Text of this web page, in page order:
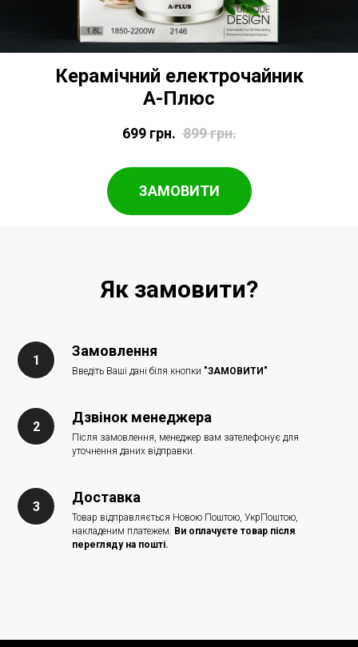
Керамічний електрочайник
А-Плюс
699 грн. 899грн.
ЗАМОВИТИ
Як замовити?
Замовлення
Введіть Ваші дані біля кнопки "ЗАМОВИТИ"
Дзвінок менеджера
Після замовлення, менеджер вам зателефонує для
уточнення даних відправки.
Доставка
Товар відправляється Новою Поштою, УкрПоштою,
накладеним платежем. Ви оплачуєте товар після
перегляду на пошті.